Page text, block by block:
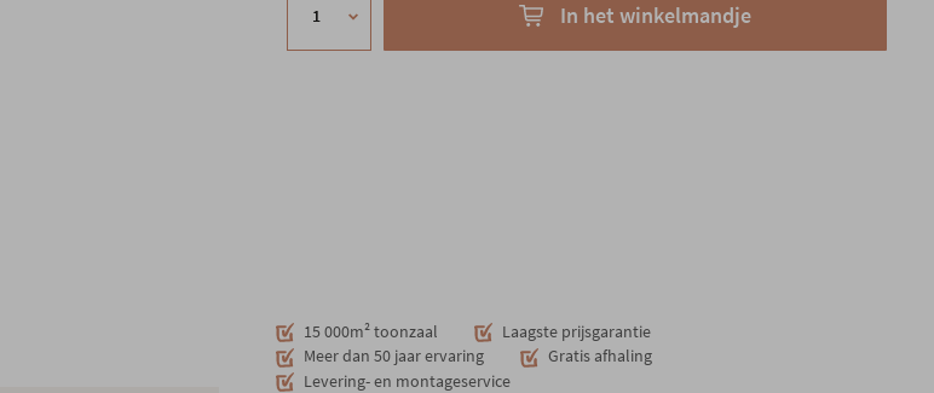
In het winkelmandje
15 000m² toonzaal
Laagste prijsgarantie
Meer dan 50 jaar ervaring
Gratis afhaling
Levering- en montageservice